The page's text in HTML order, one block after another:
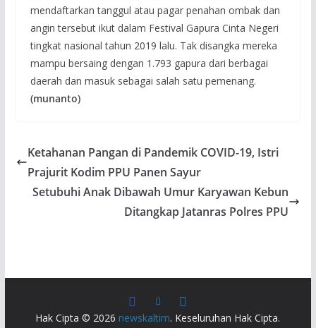
mendaftarkan tanggul atau pagar penahan ombak dan
angin tersebut ikut dalam Festival Gapura Cinta Negeri
tingkat nasional tahun 2019 lalu. Tak disangka mereka
mampu bersaing dengan 1.793 gapura dari berbagai
daerah dan masuk sebagai salah satu pemenang.
(munanto)
Ketahanan Pangan di Pandemik COVID-19, Istri
Prajurit Kodim PPU Panen Sayur
Setubuhi Anak Dibawah Umur Karyawan Kebun
Ditangkap Jatanras Polres PPU
Hak Cipta © 2026 newskaltim. Keseluruhan Hak Cipta.